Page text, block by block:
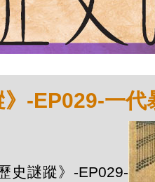
》-EP029-一
史謎蹤》-EP029-